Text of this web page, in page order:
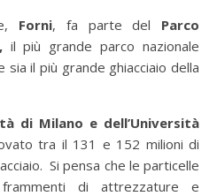
Forni, fa parte del Parco
il più grande parco nazionale
sia il più grande ghiacciaio della
di Milano e dell’Università
tra il 131 e 152 milioni di
Si pensa che le particelle
di attrezzature e